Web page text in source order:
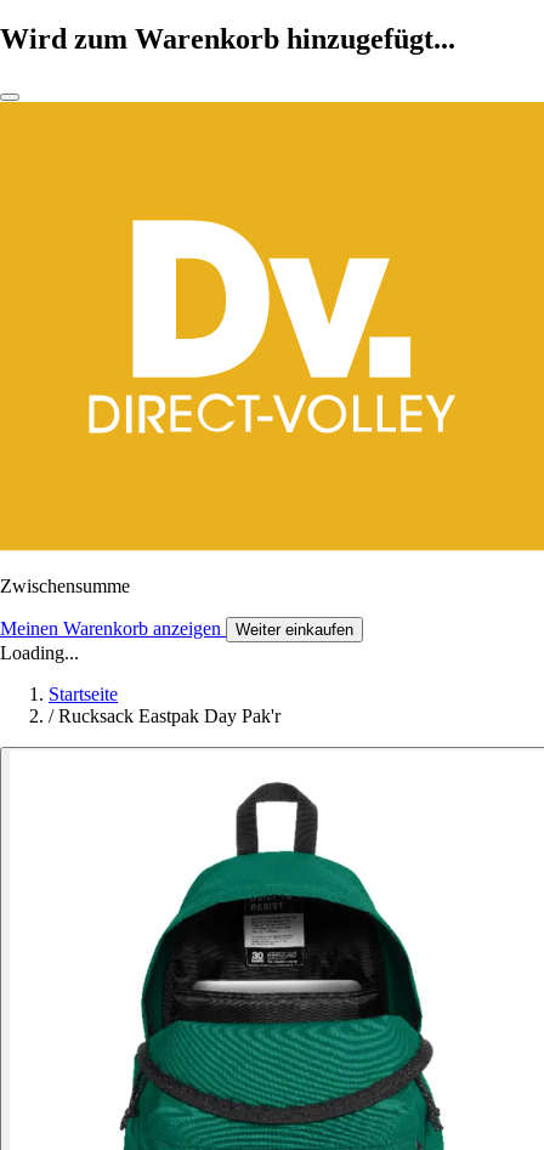
Wird zum Warenkorb hinzugefügt...
Zwischensumme
Meinen Warenkorb anzeigen Weiter einkaufen
Loading...
Startseite
/ Rucksack Eastpak Day Pak'r